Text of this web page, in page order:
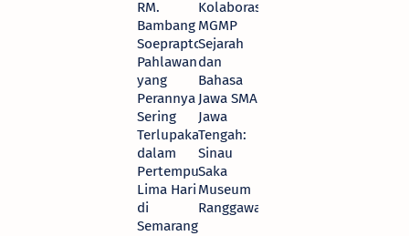
RM.
Bambang
Soeprapto:
Pahlawan
yang
Perannya
Sering
Terlupakan
dalam
Pertempuran
Lima Hari
di
Semarang
Kolaborasi
MGMP
Sejarah
dan
Bahasa
Jawa SMA
Jawa
Tengah:
Sinau
Saka
Museum
Ranggawarsita